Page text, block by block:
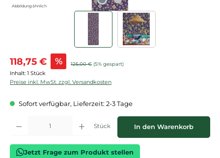
Abbildung ähnlich
Verkaufspreis:
118,75 € % Regulärer Preis:
125,00 € (5% gespart)
Inhalt: 1 Stück
Preise inkl. MwSt. zzgl. Versandkosten
Sofort verfügbar, Lieferzeit: 2-3 Tage
Produkt Anzahl: Gib den gewünschten Wert ein oder benutze die
Stück In den Warenkorb
Jetzt Frage zum Produkt stellen